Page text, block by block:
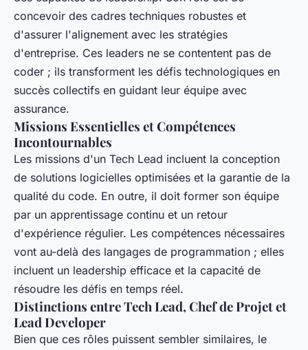
concevoir des cadres techniques robustes et
d'assurer l'alignement avec les stratégies
d'entreprise. Ces leaders ne se contentent pas de
coder ; ils transforment les défis technologiques en
succès collectifs en guidant leur équipe avec
assurance.
Missions Essentielles et Compétences
Incontournables
Les missions d'un Tech Lead incluent la conception
de solutions logicielles optimisées et la garantie de la
qualité du code. En outre, il doit former son équipe
par un apprentissage continu et un retour
d'expérience régulier. Les compétences nécessaires
vont au-delà des langages de programmation ; elles
incluent un leadership efficace et la capacité de
résoudre les défis en temps réel.
Distinctions entre Tech Lead, Chef de Projet et
Lead Developer
Bien que ces rôles puissent sembler similaires, le